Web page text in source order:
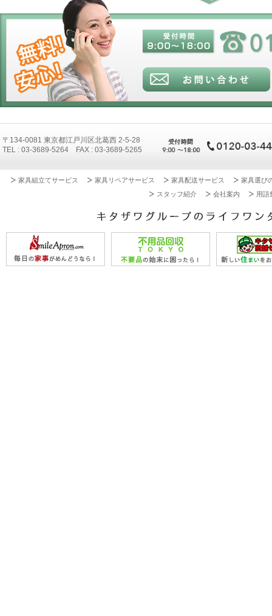
〒134-0081 東京都江戸川区北葛西 2-5-28
TEL : 03-3689-5264 FAX : 03-3689-5265
家具組立てサービス 家具リペアサービス 家具配送サービス
家具選び
スタッフ紹介
会社案内 用語